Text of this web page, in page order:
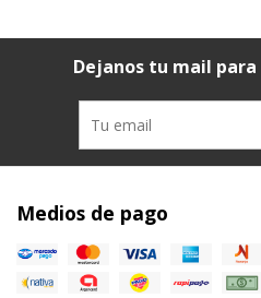
Dejanos tu mail
Medios de pago